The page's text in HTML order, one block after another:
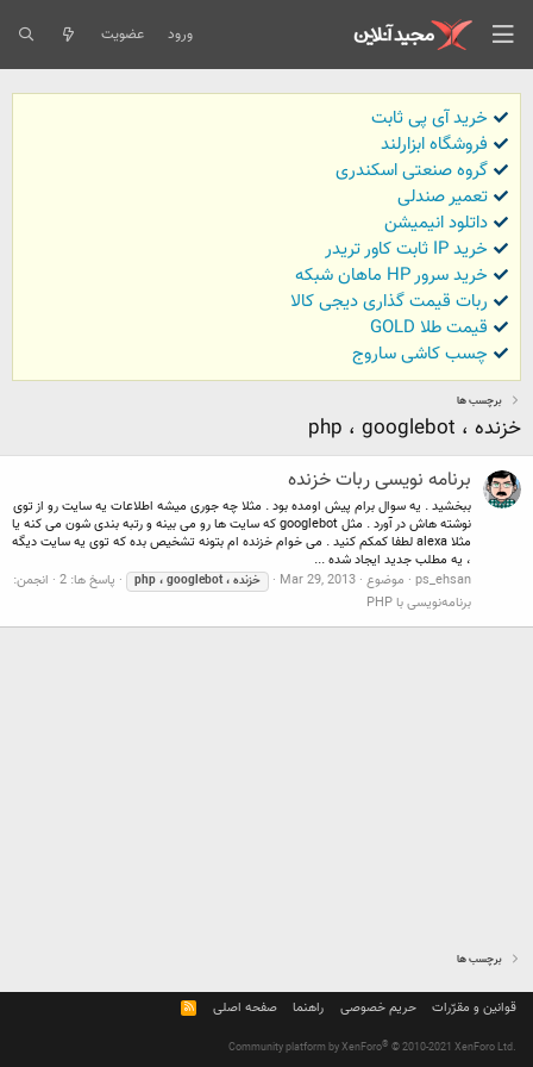
ورود عضویت
خرید آی پی ثابت
فروشگاه ابزارلند
گروه صنعتی اسکندری
تعمیر صندلی
داتلود انیمیشن
خرید IP ثابت کاور تریدر
خرید سرور HP ماهان شبکه
ربات قیمت گذاری دیجی کالا
قیمت طلا GOLD
چسب کاشی ساروج
برچسب ها
خزنده ، php ، googlebot
برنامه نویسی ربات خزنده
ببخشید . یه سوال برام پیش اومده بود . مثلا چه جوری میشه اطلاعات یه سایت رو از توی
نوشته هاش در آورد . مثل googlebot که سایت ها رو می بینه و رتبه بندی شون می کنه یا
مثلا alexa لطفا کمکم کنید . می خوام خزنده ام بتونه تشخیص بده که توی یه سایت دیگه
، یه مطلب جدید ایجاد شده ...
ps_ehsan موضوع Mar 29, 2013 خزنده ، php ، googlebot پاسخ ها: 2
انجمن:
برنامه‌نویسی با PHP
برچسب ها
قوانین و مقرّرات حریم خصوصی راهنما صفحه اصلی
R
S
Community platform by XenForo® © 2010-2021 XenForo Ltd.